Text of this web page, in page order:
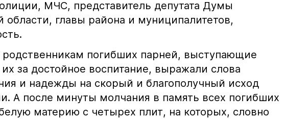
МЧС, представитель депутата Думы
области, главы района и муниципалитетов,
погибших парней, выступающие
за достойное воспитание, выражали слова
и надежды на скорый и благополучный исход
А после минуты молчания в память всех погибших
материю с четырех плит, на которых, словно